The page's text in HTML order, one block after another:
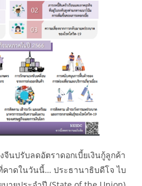
นปรับลดอัตราดอกเบี้ยเงินกู้ลูกค้า
คาดในวันนี้… ประธานาธิบดีโจ ไบ